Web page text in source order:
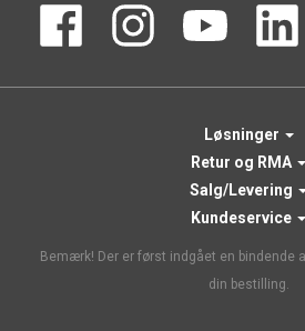
Løsninger
Retur og RMA
Salg/Levering
Kundeservice
Bemærk! Der er først indgået en bindende
din bestilling.